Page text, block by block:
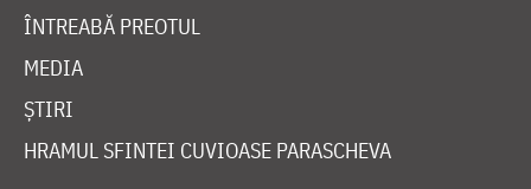
ÎNTREABĂ PREOTUL
MEDIA
ȘTIRI
HRAMUL SFINTEI CUVIOASE PARASCHEVA